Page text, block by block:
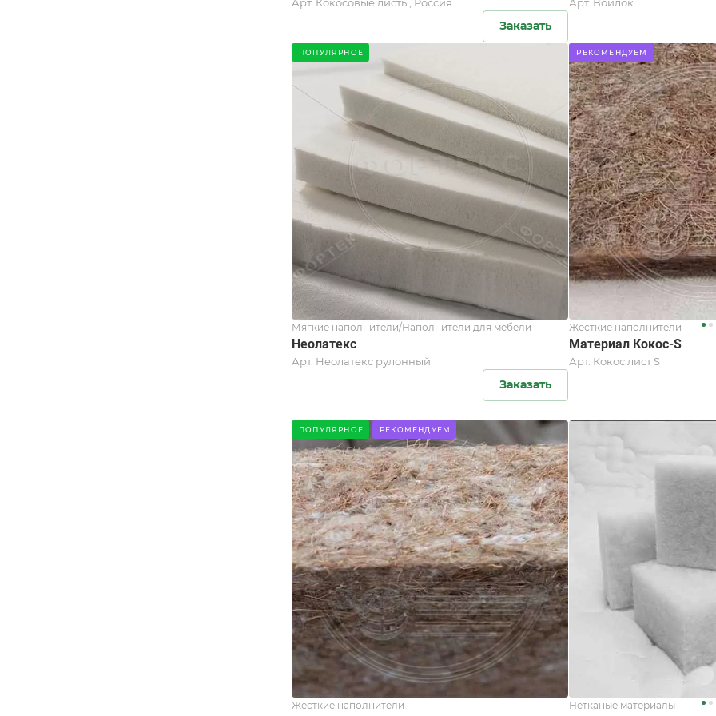
Заказать
ПОПУЛЯРНОЕ
Мягкие наполнители/Наполнители для мебели
Неолатекс
Арт. Неолатекс рулонный
Заказать
РЕКОМЕНДУЕМ
Жесткие наполнители
Материал Кокос-S
Арт. Кокос.лист S
ПОПУЛЯРНОЕ РЕКОМЕНДУЕМ
Жесткие наполнители Нетканые материалы